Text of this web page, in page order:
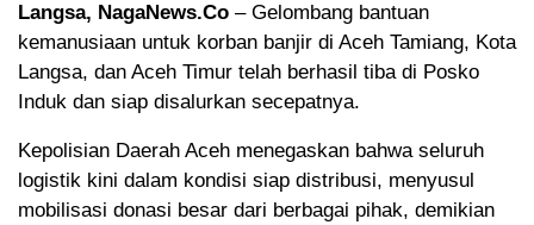
Langsa, NagaNews.Co – Gelombang bantuan
kemanusiaan untuk korban banjir di Aceh Tamiang, Kota
Langsa, dan Aceh Timur telah berhasil tiba di Posko
Induk dan siap disalurkan secepatnya.
Kepolisian Daerah Aceh menegaskan bahwa seluruh
logistik kini dalam kondisi siap distribusi, menyusul
mobilisasi donasi besar dari berbagai pihak, demikian